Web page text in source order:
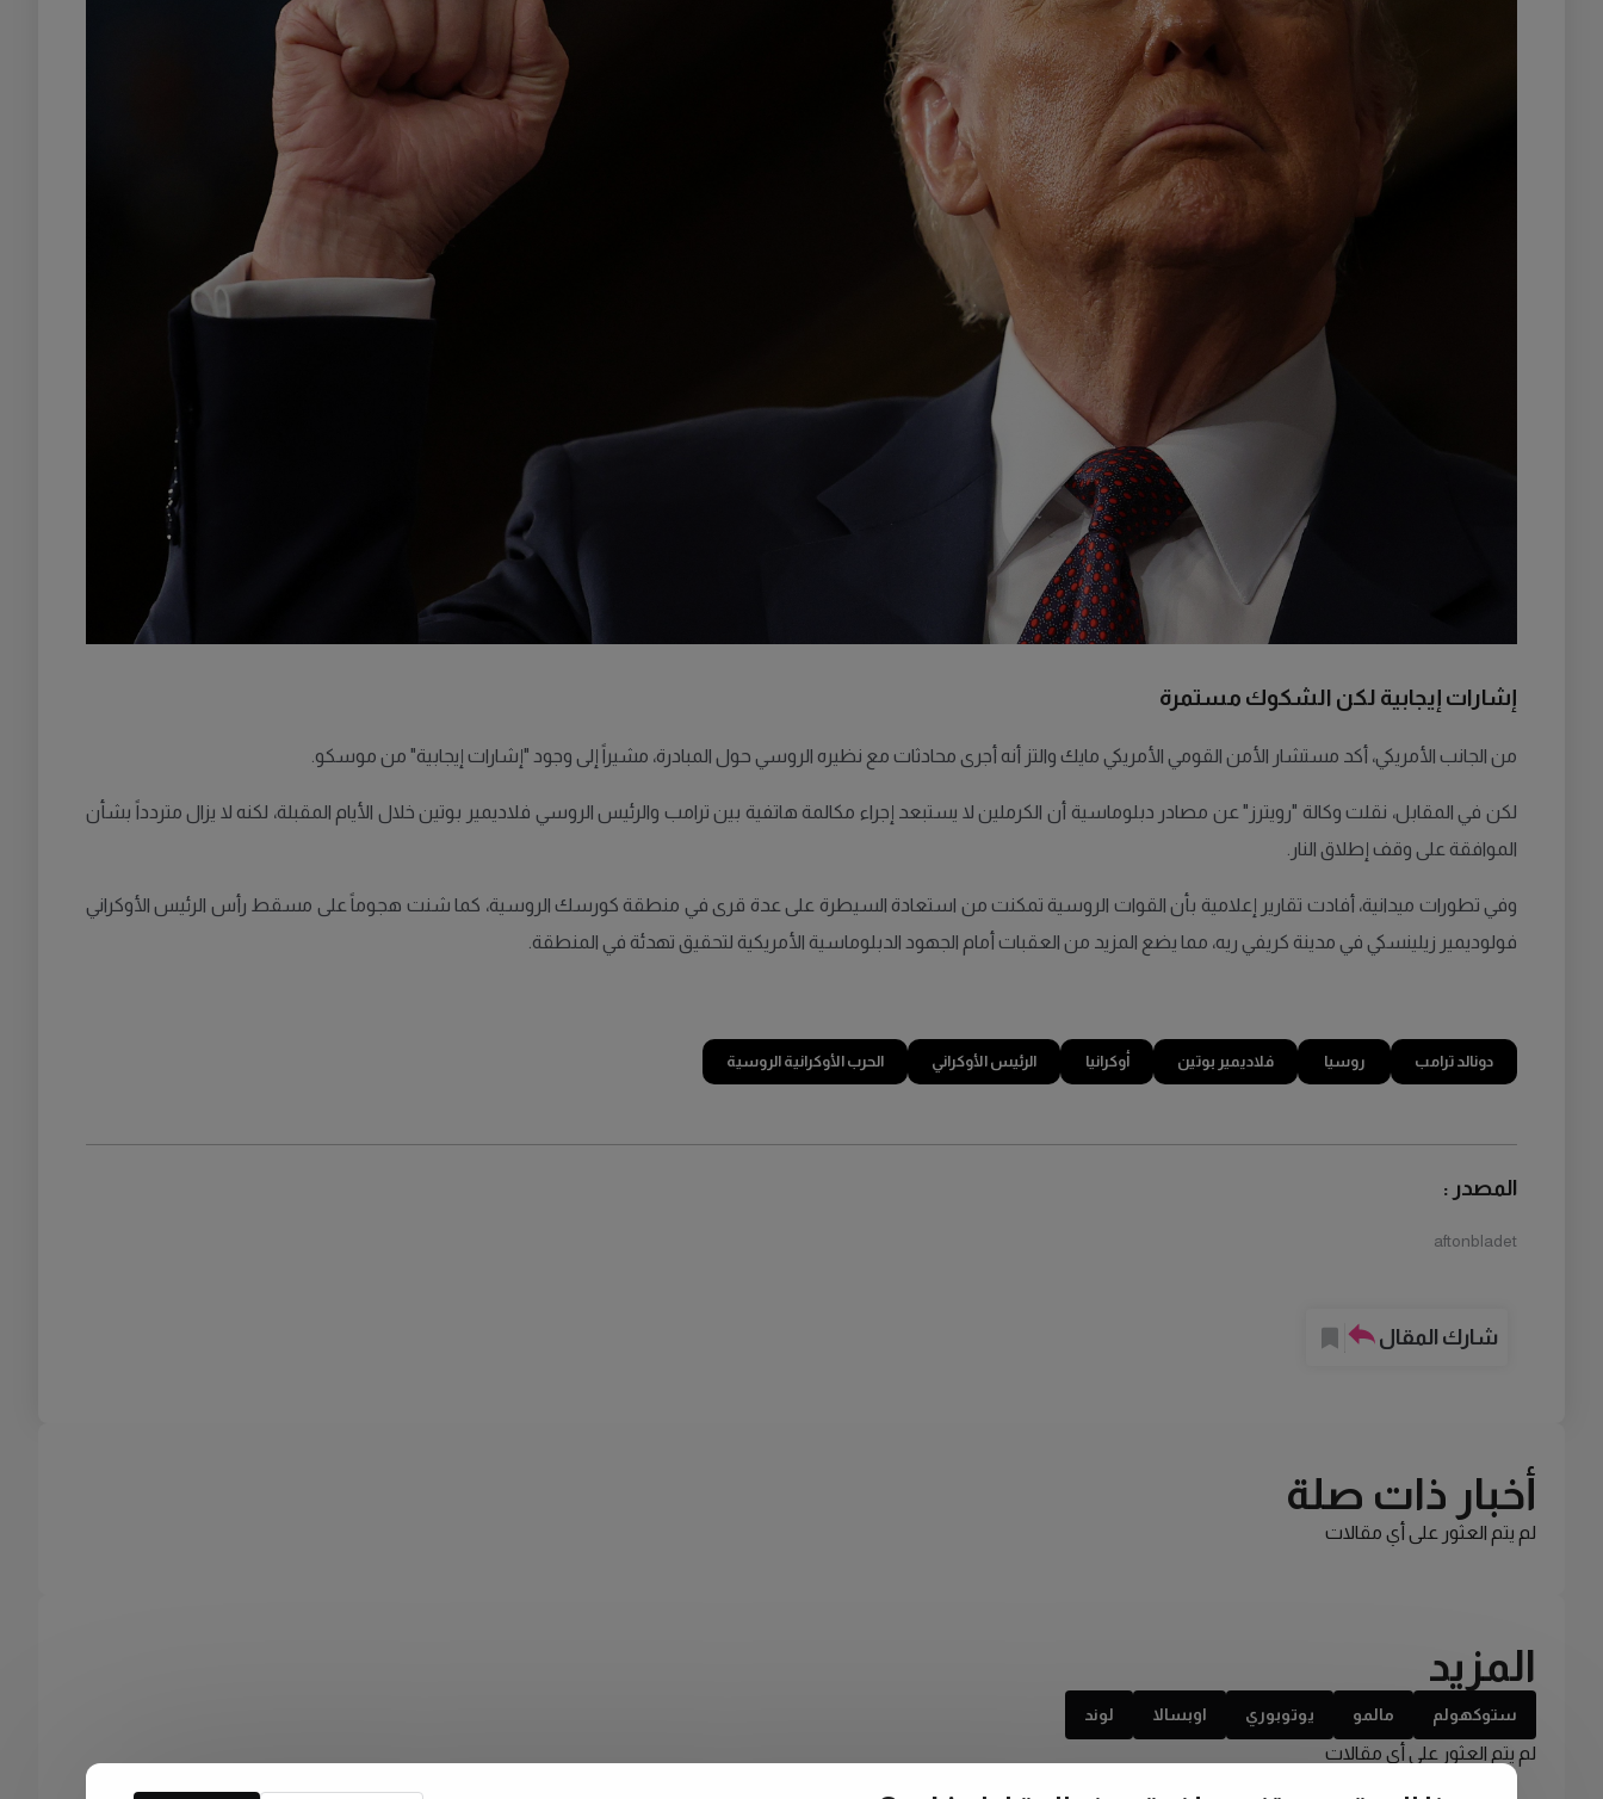
إشارات إيجابية لكن الشكوك مستمرة
من الجانب الأمريكي، أكد مستشار الأمن القومي الأمريكي مايك والتز أنه أجرى محادثات مع نظيره الروسي حول المبادرة، مشيراً إلى وجود "إشارات إيجابية" من موسكو.
لكن في المقابل، نقلت وكالة "رويترز" عن مصادر دبلوماسية أن الكرملين لا يستبعد إجراء مكالمة هاتفية بين ترامب والرئيس الروسي فلاديمير بوتين خلال الأيام المقبلة، لكنه لا يزال متردداً بشأن
الموافقة على وقف إطلاق النار.
وفي تطورات ميدانية، أفادت تقارير إعلامية بأن القوات الروسية تمكنت من استعادة السيطرة على عدة قرى في منطقة كورسك الروسية، كما شنت هجوماً على مسقط رأس الرئيس الأوكراني
فولوديمير زيلينسكي في مدينة كريفي ريه، مما يضع المزيد من العقبات أمام الجهود الدبلوماسية الأمريكية لتحقيق تهدئة في المنطقة.
دونالد ترامب روسيا فلاديمير بوتين أوكرانيا الرئيس الأوكراني الحرب الأوكرانية الروسية
المصدر :
aftonbladet
شارك المقال
أخبار ذات صلة
لم يتم العثور على أي مقالات
المزيد
ستوكهولم مالمو يوتوبوري اوبسالا لوند
لم يتم العثور على أي مقالات